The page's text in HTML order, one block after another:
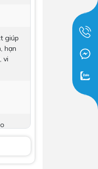
Phụ
&
giúp
hạn
vi